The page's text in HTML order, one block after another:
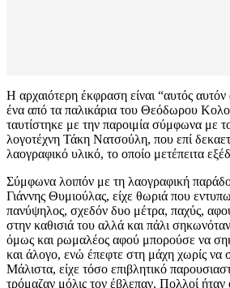
Η αρχαιότερη έκφραση είναι “αυτός
ένα από τα παλικάρια του Θεόδωρου
ταυτίστηκε με την παροιμία σύμφωνα με
λογοτέχνη Τάκη Νατσούλη, που επί
λαογραφικό υλικό, το οποίο μετέπειτα
Σύμφωνα λοιπόν με τη λαογραφική
Γιάννης Θυμιούλας, είχε θωριά που
πανύψηλος, σχεδόν δυο μέτρα, παχύς,
στην καθισιά του αλλά και πάλι
όμως και ρωμαλέος αφού μπορούσε να
και άλογο, ενώ έπεφτε στη μάχη χωρίς να
Μάλιστα, είχε τόσο επιβλητικό
τρόμαζαν μόλις τον έβλεπαν. Πολλοί ήταν